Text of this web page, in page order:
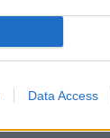
Data Access